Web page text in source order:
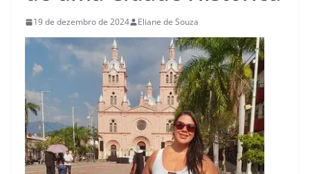
19 de dezembro de 2024 Eliane de Souza